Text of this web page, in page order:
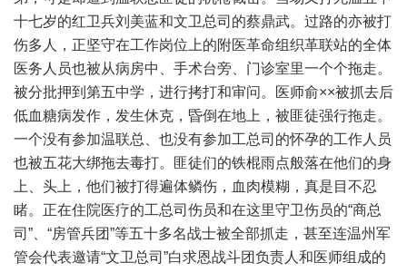
十七岁的红卫兵刘美蓝和文卫总司的蔡鼎武。过路的亦被打
伤多人，正坚守在工作岗位上的附医革命组织革联站的全体
医务人员也被从病房中、手术台旁、门诊室里一个个拖走。
被分批押到第五中学，进行拷打和审问。医师俞××被抓去后
低血糖病发作，发生休克，昏倒在地上，被匪徒强行拖走。
一个没有参加温联总、也没有参加工总司的怀孕的工作人员
也被五花大绑拖去毒打。匪徒们的铁棍雨点般落在他们的身
上、头上，他们被打得遍体鳞伤，血肉模糊，真是目不忍
睹。正在住院医疗的工总司伤员和在这里守卫伤员的“商总
司”、“房管兵团”等五十多名战士被全部抓走，甚至连温州军
管会代表邀请“文卫总司”白求恩战斗团负责人和医师组成的